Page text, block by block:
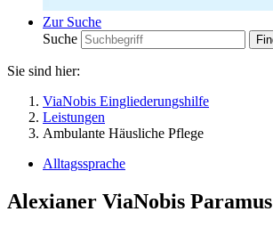
Zur Suche
Suche
Sie sind hier:
ViaNobis Eingliederungshilfe
Leistungen
Ambulante Häusliche Pflege
Alltagssprache
Alexianer ViaNobis Paramus